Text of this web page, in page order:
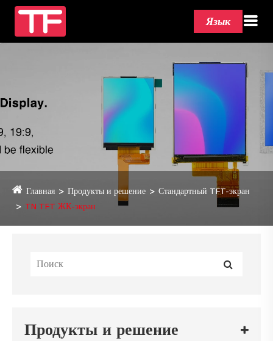
Язык
Главная Продукты и решение
Стандартный TFT-экран
TN TFT ЖК-экран
Продукты и решение